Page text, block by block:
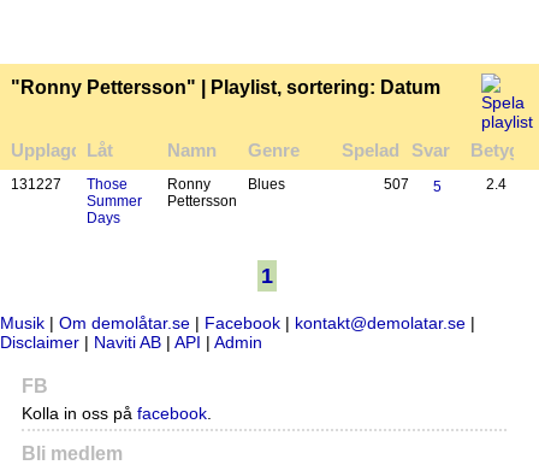
"Ronny Pettersson" | Playlist, sortering: Datum
Upplagd Låt Namn Genre Spelad Svar Betyg
131227
Those
Summer
Days
Ronny
Pettersson
Blues 507 5 2.4
1
Musik | Om demolåtar.se | Facebook | kontakt@demolatar.se |
Disclaimer | Naviti AB | API | Admin
FB
Kolla in oss på facebook.
Bli medlem